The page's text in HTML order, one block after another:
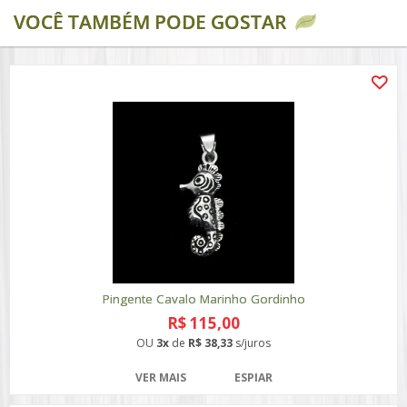
VOCÊ TAMBÉM PODE GOSTAR
Pingente Cavalo Marinho Gordinho
R$ 115,00
OU 3x de R$ 38,33 s/juros
VER MAIS ESPIAR